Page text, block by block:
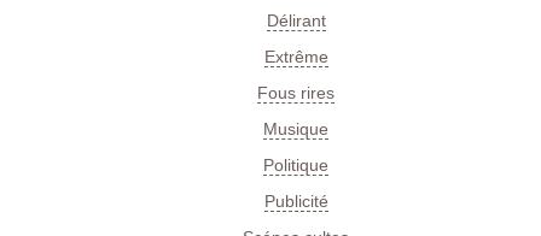
Délirant
Extrême
Fous rires
Musique
Politique
Publicité